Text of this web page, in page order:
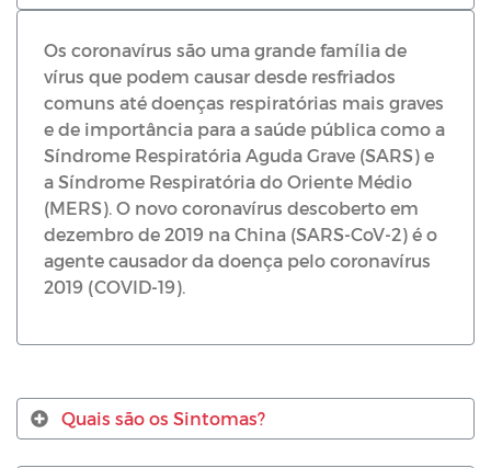
Os coronavírus são uma grande família de
vírus que podem causar desde resfriados
comuns até doenças respiratórias mais graves
e de importância para a saúde pública como a
Síndrome Respiratória Aguda Grave (SARS) e
a Síndrome Respiratória do Oriente Médio
(MERS). O novo coronavírus descoberto em
dezembro de 2019 na China (SARS-CoV-2) é o
agente causador da doença pelo coronavírus
2019 (COVID-19).
Quais são os Sintomas?